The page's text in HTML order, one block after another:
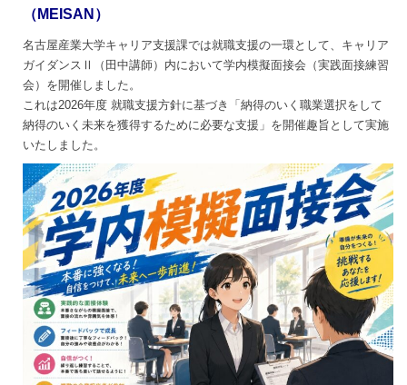
（MEISAN）
名古屋産業大学キャリア支援課では就職支援の一環として、キャリア
ガイダンスⅡ（田中講師）内において学内模擬面接会（実践面接練習
会）を開催しました。
これは2026年度 就職支援方針に基づき「納得のいく職業選択をして
納得のいく未来を獲得するために必要な支援」を開催趣旨として実施
いたしました。